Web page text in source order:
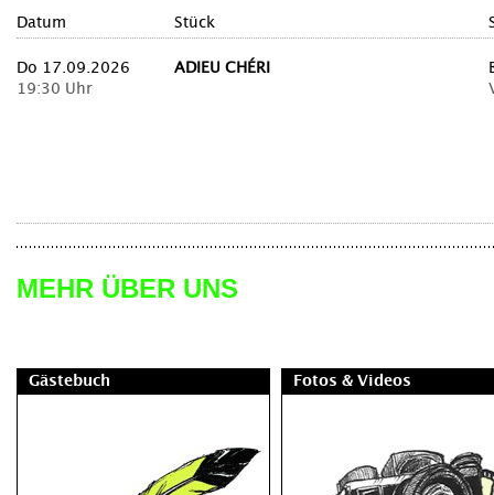
Datum Stück
Do 17.09.2026
19:30 Uhr
ADIEU CHÉRI
MEHR ÜBER UNS
Gästebuch Fotos & Videos